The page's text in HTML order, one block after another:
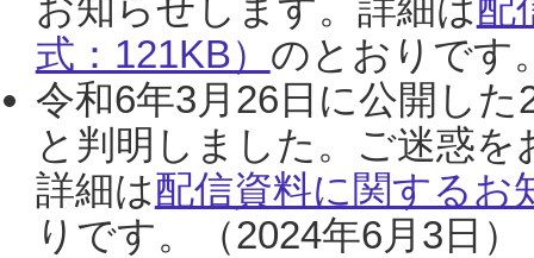
式：121KB） のとおりです
令和6年3月26日に公開し
と判明しました。ご迷惑
詳細は配信資料に関するお
りです。（2024年6月3日）